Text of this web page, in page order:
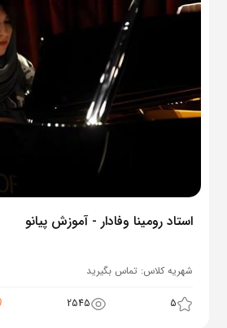
استاد رومینا وفادار - آموزش پیانو
شهریه کلاس: تماس بگیرید
5
2545